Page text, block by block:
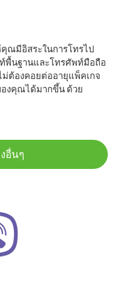
ณมีอิสระในการโทรไป
พื้นฐานและโทรศัพท์มือถือ
ต้องคอยต่ออายุแพ็คเกจ
งคุณได้มากขึ้น ด้วย
อื่นๆ